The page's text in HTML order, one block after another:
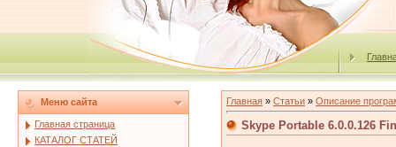
Меню сайта
Главная страница
КАТАЛОГ СТАТЕЙ
Главная » Статьи » Описание
Skype Portable 6.0.0.126